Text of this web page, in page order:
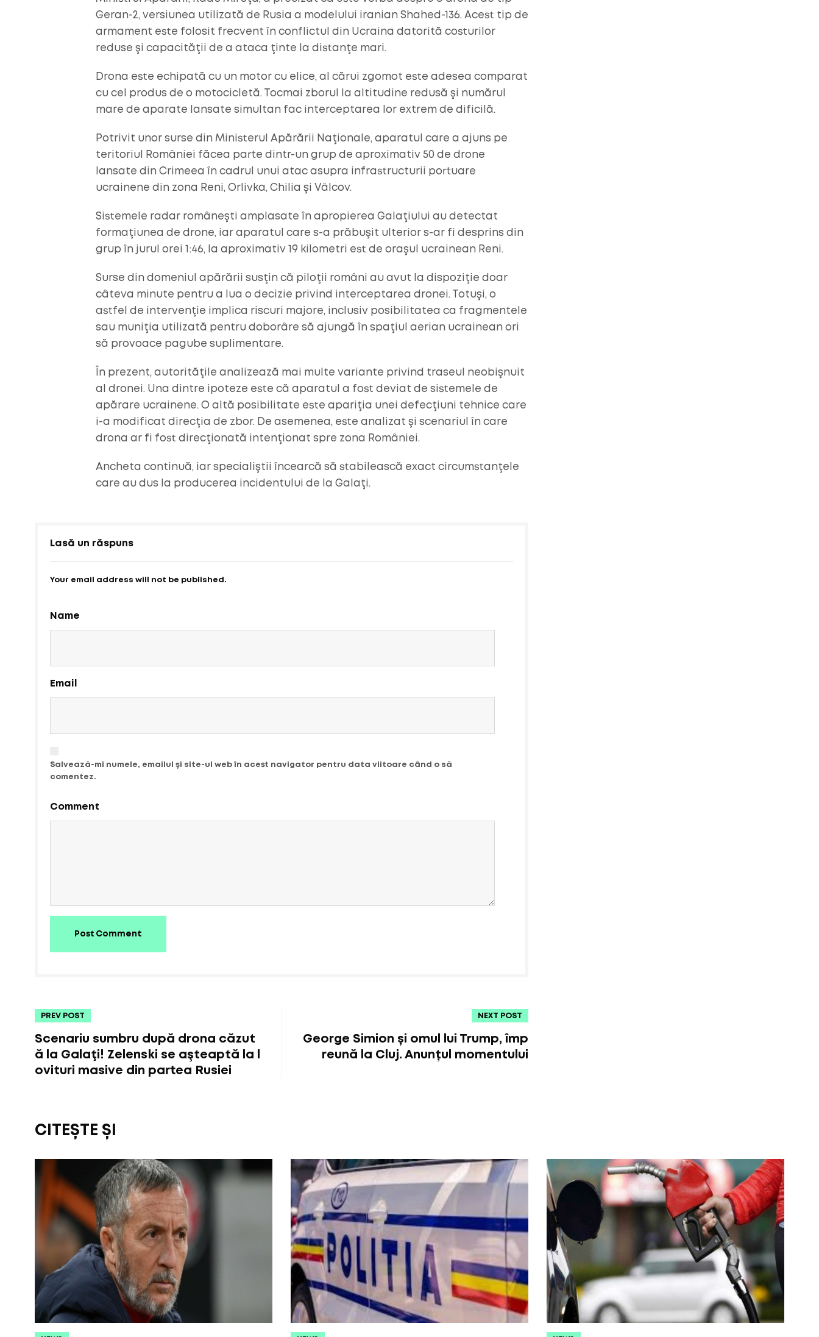
Geran-2, versiunea utilizată de Rusia a modelului iranian Shahed-136. Acest tip de
armament este folosit frecvent în conflictul din Ucraina datorită costurilor
reduse şi capacităţii de a ataca ţinte la distanţe mari.
Drona este echipată cu un motor cu elice, al cărui zgomot este adesea comparat
cu cel produs de o motocicletă. Tocmai zborul la altitudine redusă şi numărul
mare de aparate lansate simultan fac interceptarea lor extrem de dificilă.
Potrivit unor surse din Ministerul Apărării Naţionale, aparatul care a ajuns pe
teritoriul României făcea parte dintr-un grup de aproximativ 50 de drone
lansate din Crimeea în cadrul unui atac asupra infrastructurii portuare
ucrainene din zona Reni, Orlivka, Chilia şi Vâlcov.
Sistemele radar româneşti amplasate în apropierea Galaţiului au detectat
formaţiunea de drone, iar aparatul care s-a prăbuşit ulterior s-ar fi desprins din
grup în jurul orei 1:46, la aproximativ 19 kilometri est de oraşul ucrainean Reni.
Surse din domeniul apărării susţin că piloţii români au avut la dispoziţie doar
câteva minute pentru a lua o decizie privind interceptarea dronei. Totuşi, o
astfel de intervenţie implica riscuri majore, inclusiv posibilitatea ca fragmentele
sau muniţia utilizată pentru doborâre să ajungă în spaţiul aerian ucrainean ori
să provoace pagube suplimentare.
În prezent, autorităţile analizează mai multe variante privind traseul neobişnuit
al dronei. Una dintre ipoteze este că aparatul a fost deviat de sistemele de
apărare ucrainene. O altă posibilitate este apariţia unei defecţiuni tehnice care
i-a modificat direcţia de zbor. De asemenea, este analizat şi scenariul în care
drona ar fi fost direcţionată intenţionat spre zona României.
Ancheta continuă, iar specialiştii încearcă să stabilească exact circumstanţele
care au dus la producerea incidentului de la Galaţi.
Lasă un răspuns
Your email address will not be published.
Name
Email
Salvează-mi numele, emailul și site-ul web în acest navigator pentru data viitoare când o să
comentez.
Comment
Post Comment
PREV POST
Scenariu sumbru după drona căzut
ă la Galaţi! Zelenski se aşteaptă la l
ovituri masive din partea Rusiei
NEXT POST
George Simion și omul lui Trump, împ
reună la Cluj. Anunțul momentului
CITEȘTE ȘI